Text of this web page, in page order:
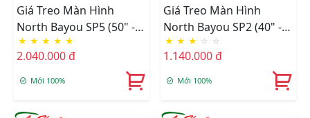
Giá Treo Màn Hình
North Bayou SP5 (50" -
90")
★ ★ ★ ★ ★
2.040.000 đ
Mới 100%
Giá Treo Màn Hình
North Bayou SP2 (40" -
70")
★ ★ ★ ☆ ☆
1.140.000 đ
Mới 100%